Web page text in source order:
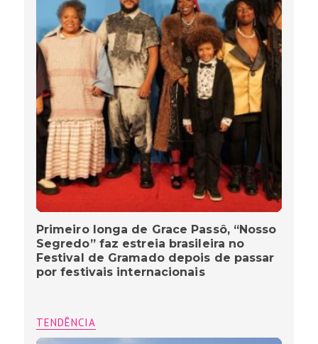
Primeiro longa de Grace Passô, “Nosso
Segredo” faz estreia brasileira no
Festival de Gramado depois de passar
por festivais internacionais
TENDÊNCIA